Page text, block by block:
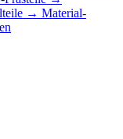
→ Material-